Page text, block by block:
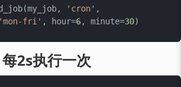
'cron' ,
'mon-fri' , hour=6, minute=30
2s执行一次